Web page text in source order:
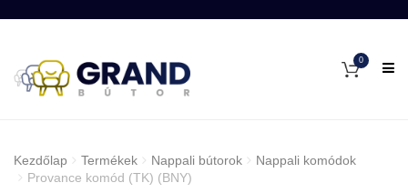
0
Kezdőlap Termékek Nappali bútorok
Nappali komódok
Provance komód (TK) (BNY)